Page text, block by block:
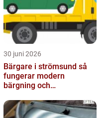
30 juni 2026
Bärgare i strömsund så
fungerar modern
bärgning och